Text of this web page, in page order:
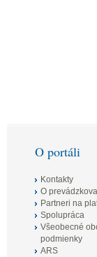
O portáli
Kontakty
O
Partneri na
Spolupráca
Všeobecné
podmienky
ARS